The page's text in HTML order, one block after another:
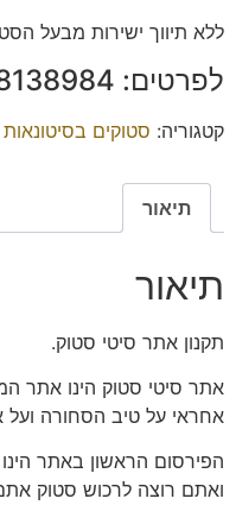
ללא תיווך ישירות מבעל
לפרטים: 052-8138984 אוהד.
קטגוריה: סטוקים
תיאור
תיאור
תקנון אתר סיטי סטוק.
אתר סיטי סטוק הינו אתר
אחראי על טיב הסחורה ועל
הפירסום הראשון באתר
ואתם רוצה לרכוש סטוק